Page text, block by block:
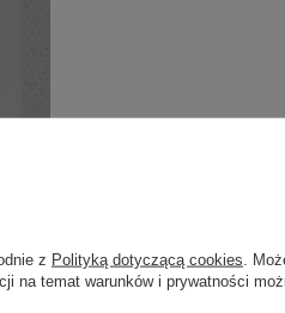
z Polityką dotyczącą cookies .
na temat warunków i prywatności